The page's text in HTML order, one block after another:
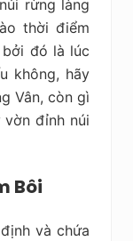
rừng làng
thời điểm
bởi đó là lúc
không, hãy
Vân, còn gì
vờn đỉnh núi
Bôi
và chứa